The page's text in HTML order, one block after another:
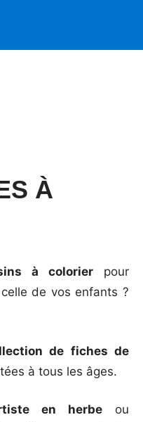
À
à colorier pour
de vos enfants ?
de fiches de
à tous les âges.
en herbe ou